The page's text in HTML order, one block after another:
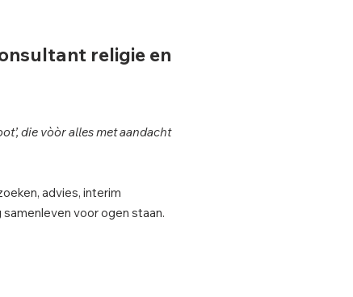
religie en
die vòòr alles met aandacht
advies, interim
voor ogen staan.